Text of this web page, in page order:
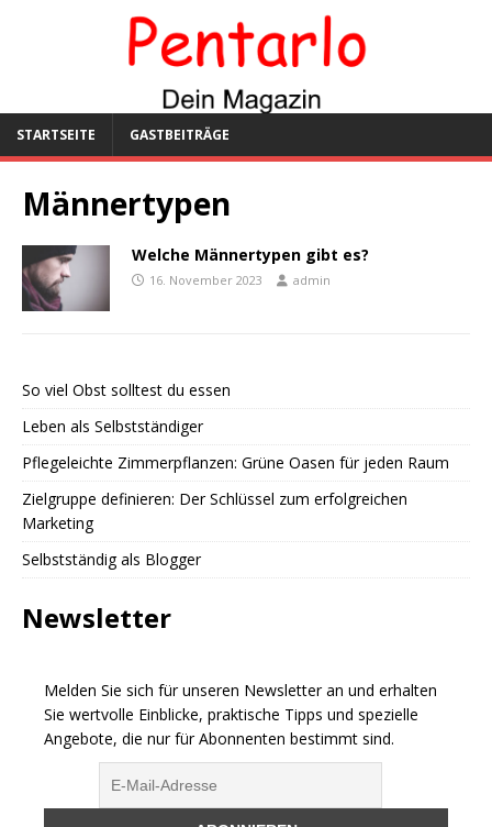
STARTSEITE GASTBEITRÄGE
Männertypen
Welche Männertypen gibt es?
16. November 2023 admin
So viel Obst solltest du essen
Leben als Selbstständiger
Pflegeleichte Zimmerpflanzen: Grüne Oasen für jeden Raum
Zielgruppe definieren: Der Schlüssel zum erfolgreichen
Marketing
Selbstständig als Blogger
Newsletter
Melden Sie sich für unseren Newsletter an und erhalten
Sie wertvolle Einblicke, praktische Tipps und spezielle
Angebote, die nur für Abonnenten bestimmt sind.